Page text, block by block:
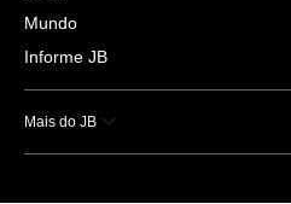
Mundo
Informe JB
Mais do JB
Esportes